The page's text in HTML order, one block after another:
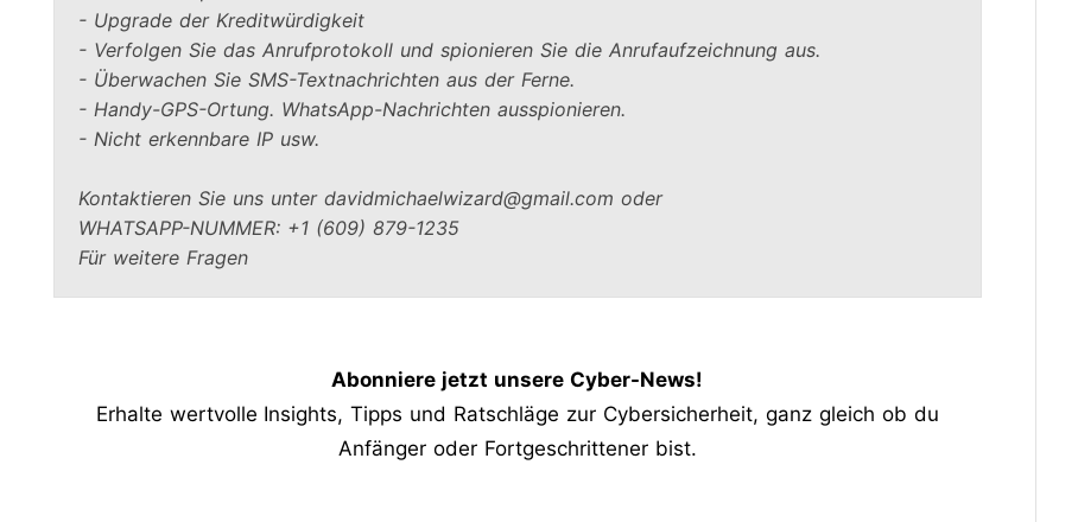
- Upgrade der Kreditwürdigkeit
- Verfolgen Sie das Anrufprotokoll und spionieren Sie die Anrufaufzeichnung aus.
- Überwachen Sie SMS-Textnachrichten aus der Ferne.
- Handy-GPS-Ortung. WhatsApp-Nachrichten ausspionieren.
- Nicht erkennbare IP usw.
Kontaktieren Sie uns unter davidmichaelwizard@gmail.com oder
WHATSAPP-NUMMER: +1 (609) 879-1235
Für weitere Fragen
Abonniere jetzt unsere Cyber-News!
Erhalte wertvolle Insights, Tipps und Ratschläge zur Cybersicherheit, ganz gleich ob du
Anfänger oder Fortgeschrittener bist.